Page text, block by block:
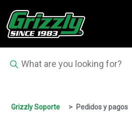
Grizzly Soporte Pedidos y pagos